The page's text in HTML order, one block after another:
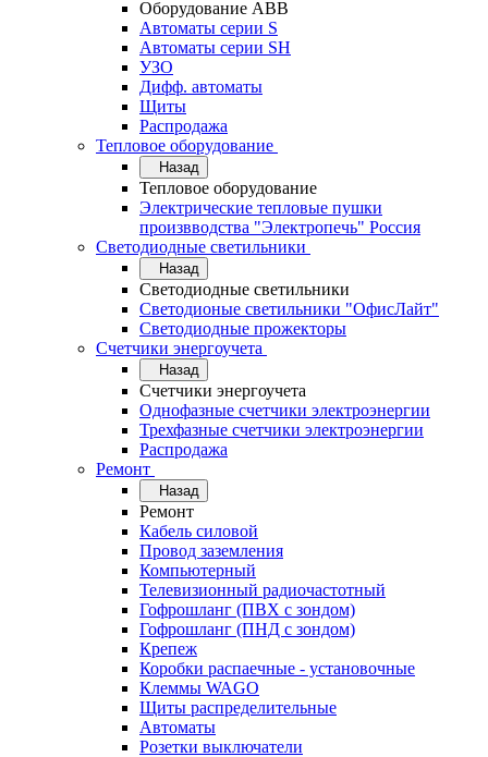
Оборудование АВВ
Автоматы серии S
Автоматы серии SH
УЗО
Дифф. автоматы
Щиты
Распродажа
Тепловое оборудование
Назад
Тепловое оборудование
Электрические тепловые пушки
произвводства "Электропечь" Россия
Светодиодные светильники
Назад
Светодиодные светильники
Светодионые светильники "ОфисЛайт"
Светодиодные прожекторы
Счетчики энергоучета
Назад
Счетчики энергоучета
Однофазные счетчики электроэнергии
Трехфазные счетчики электроэнергии
Распродажа
Ремонт
Назад
Ремонт
Кабель силовой
Провод заземления
Компьютерный
Телевизионный радиочастотный
Гофрошланг (ПВХ с зондом)
Гофрошланг (ПНД с зондом)
Крепеж
Коробки распаечные - установочные
Клеммы WAGO
Щиты распределительные
Автоматы
Розетки выключатели